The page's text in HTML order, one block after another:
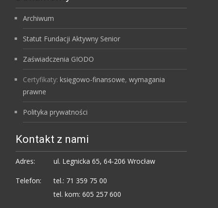
Archiwum
Statut Fundacji Aktywny Senior
Zaświadczenia GIODO
Certyfikaty: księgowo-finansowe, wymagania
prawne
Polityka prywatności
Kontakt z nami
Adres: ul. Legnicka 65, 64-206 Wrocław
Telefon:
tel.: 71 359 75 00
tel. kom: 605 257 600